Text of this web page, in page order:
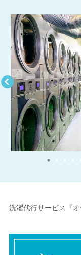
洗濯代行サービス『オ